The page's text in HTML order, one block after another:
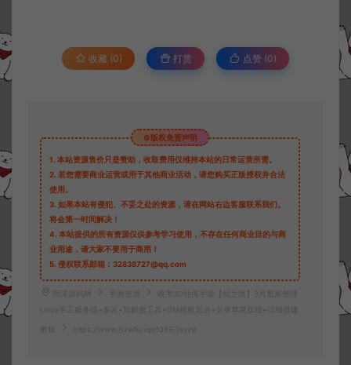
收藏 (0) 打赏 点赞 (0)
©版权免责声明
1. 本站资源售价只是赞助，收取费用仅维持本站的日常运营所需。
2. 若您需要商业运营或用于其他商业活动，请您购买正版授权并合法
使用。
3. 如果本站有侵犯、不妥之处的资源，请在网站右边客服联系我们。
将会第一时间解决！
4. 本站提供的所有资源仅供参考学习使用，不存在任何商业目的与商
业用途，请大家不要用于商用！
5. 侵权联系邮箱：32838727@qq.com
阿泽源码网 手游资源
唯美3D仙侠手游【仙之痕】3月最新整理
Linux手工服务端+多区+加解密工具+GM授权后台+安卓苹果双端+详细搭建
教程 https://www.lyzwlkj.vip/13597/syzy/